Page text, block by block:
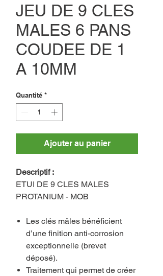
JEU DE 9 CLES
MALES 6 PANS
COUDEE DE 1
A 10MM
Quantité *
Ajouter au panier
Descriptif :
ETUI DE 9 CLES MALES
PROTANIUM - MOB
Les clés mâles bénéficient
d’une finition anti-corrosion
exceptionnelle (brevet
déposé).
Traitement qui permet de créer